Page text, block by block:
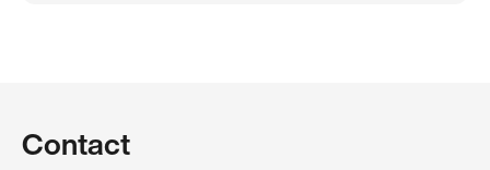
Contact